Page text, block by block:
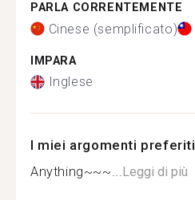
PARLA CORRENTEMENTE
Cinese (semplificato)
IMPARA
Inglese
I miei argomenti preferiti
Anything~~~...Leggi di più